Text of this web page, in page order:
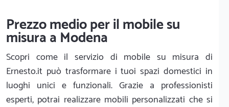
Prezzo medio per il mobile su
misura a Modena
Scopri come il servizio di mobile su misura di
Ernesto.it può trasformare i tuoi spazi domestici in
luoghi unici e funzionali. Grazie a professionisti
esperti, potrai realizzare mobili personalizzati che si